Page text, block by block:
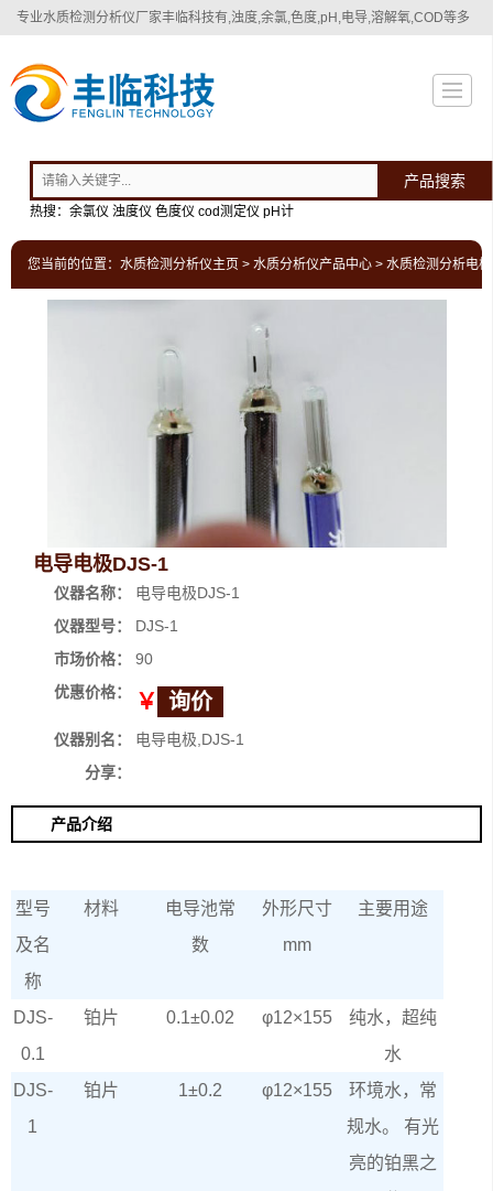
专业水质检测分析仪厂家丰临科技有,浊度,余氯,色度,pH,电导,溶解氧,COD等多
产品搜索
热搜：余氯仪 浊度仪 色度仪 cod测定仪 pH计
您当前的位置： 水质检测分析仪主页 > 水质分析仪产品中心 > 水质检测分析电
电导电极DJS-1
仪器名称：
电导电极DJS-1
仪器型号：
DJS-1
市场价格：
90
优惠价格：
￥ 询价
仪器别名：
电导电极,DJS-1
分享：
产品介绍
型号
及名
称
材料
电导池常
数
外形尺寸
mm
主要用途
DJS-
0.1
铂片 0.1±0.02 φ12×155
纯水，超纯
水
DJS-
1
铂片 1±0.2 φ12×155
环境水，常
规水。 有光
亮的铂黑之